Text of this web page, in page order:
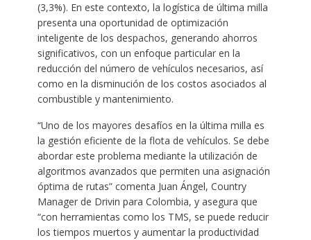
(3,3%). En este contexto, la logística de última milla
presenta una oportunidad de optimización
inteligente de los despachos, generando ahorros
significativos, con un enfoque particular en la
reducción del número de vehículos necesarios, así
como en la disminución de los costos asociados al
combustible y mantenimiento.
“Uno de los mayores desafíos en la última milla es
la gestión eficiente de la flota de vehículos. Se debe
abordar este problema mediante la utilización de
algoritmos avanzados que permiten una asignación
óptima de rutas” comenta Juan Ángel, Country
Manager de Drivin para Colombia, y asegura que
“con herramientas como los TMS, se puede reducir
los tiempos muertos y aumentar la productividad